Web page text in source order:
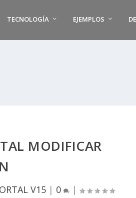
TECNOLOGÍA EJEMPLOS
MODIFICAR
V15 | 0 |